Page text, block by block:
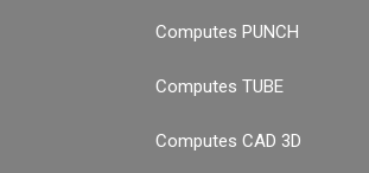
Computes PUNCH
Computes TUBE
Computes CAD 3D